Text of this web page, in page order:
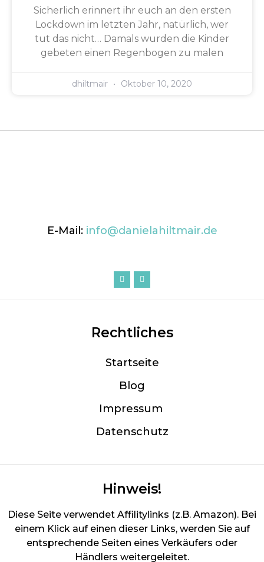
Sicherlich erinnert ihr euch an den ersten
Lockdown im letzten Jahr, natürlich, wer
tut das nicht… Damals wurden die Kinder
gebeten einen Regenbogen zu malen
dhiltmair Oktober 10, 2020
E-Mail: info@danielahiltmair.de
Rechtliches
Startseite
Blog
Impressum
Datenschutz
Hinweis!
Diese Seite verwendet Affilitylinks (z.B. Amazon). Bei
einem Klick auf einen dieser Links, werden Sie auf
entsprechende Seiten eines Verkäufers oder
Händlers weitergeleitet.